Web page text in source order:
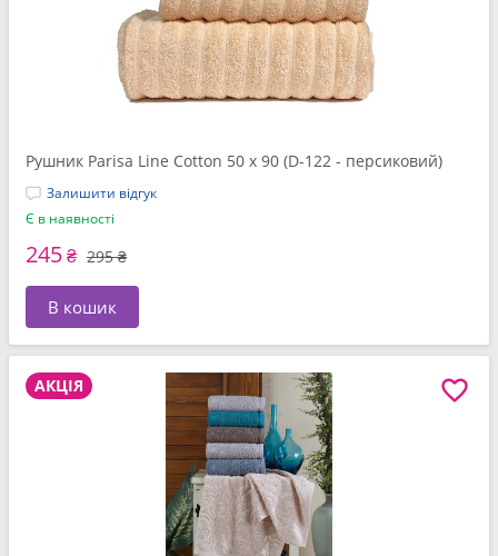
Рушник Parisa Line Cotton 50 x 90 (D-122 - персиковий)
Залишити відгук
Є в наявності
245₴ 295 ₴
В кошик
АКЦІЯ